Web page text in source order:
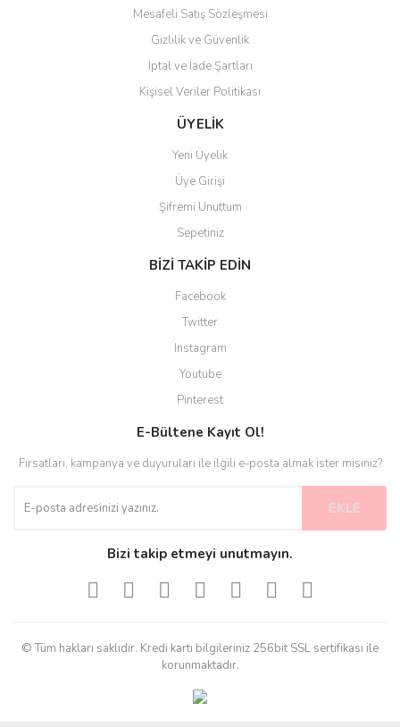
Gönder
Mesafeli Satış Sözleşmesi
Gizlilik ve Güvenlik
İptal ve İade Şartları
Kişisel Veriler Politikası
ÜYELİK
Yeni Üyelik
Üye Girişi
Şifremi Unuttum
Sepetiniz
BİZİ TAKİP EDİN
Facebook
Twitter
Instagram
Youtube
Pinterest
E-Bültene Kayıt Ol!
Fırsatları, kampanya ve duyuruları ile ilgili e-posta almak ister misiniz?
EKLE
Bizi takip etmeyi unutmayın.
© Tüm hakları saklıdır. Kredi kartı bilgileriniz 256bit SSL sertifikası ile
korunmaktadır.